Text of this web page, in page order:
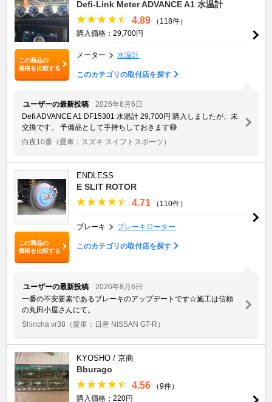
この商品の
価格を比較する
Defi-Link Meter ADVANCE A1 水温計
4.89
（118件）
購入価格：29,700円
メーター 水温計
このカテゴリの取付店を探す
ユーザーの最新投稿
2026年8月6日
Defi ADVANCE A1 DF15301 水温計 29,700円 購入しましたが、未
交換です。 予備品として手持ちしておきます😅
白夜10番 （愛車：スズキ スイフトスポーツ）
この商品の
価格を比較する
ENDLESS
E SLIT ROTOR
4.71 （110件）
ブレーキ ブレーキローター
このカテゴリの取付店を探す
ユーザーの最新投稿
2026年8月6日
一番の不安要素であるブレーキのアップデートです☆施工は信頼
の丸田小屋さんにて。
Shincha vr38 （愛車：日産 NISSAN GT-R）
KYOSHO / 京商
Bburago
4.56
（9件）
購入価格：220円